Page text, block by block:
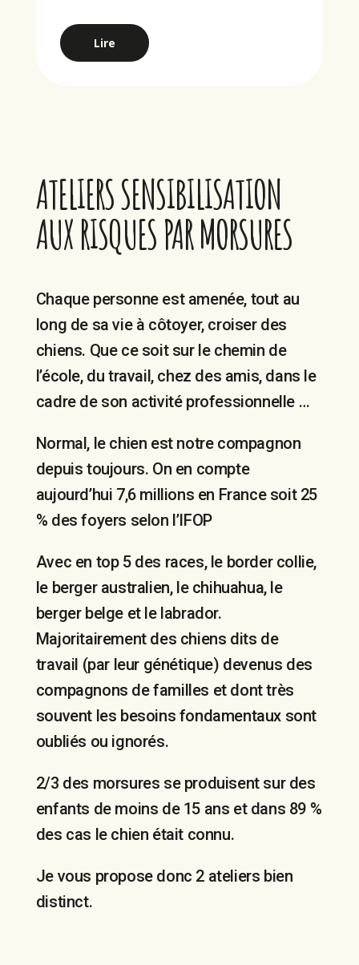
Lire
ATELIERS SENSIBILISATION
AUX RISQUES PAR MORSURES
Chaque personne est amenée, tout au
long de sa vie à côtoyer, croiser des
chiens. Que ce soit sur le chemin de
l’école, du travail, chez des amis, dans le
cadre de son activité professionnelle …
Normal, le chien est notre compagnon
depuis toujours. On en compte
aujourd’hui 7,6 millions en France soit 25
% des foyers selon l’IFOP
Avec en top 5 des races, le border collie,
le berger australien, le chihuahua, le
berger belge et le labrador.
Majoritairement des chiens dits de
travail (par leur génétique) devenus des
compagnons de familles et dont très
souvent les besoins fondamentaux sont
oubliés ou ignorés.
2/3 des morsures se produisent sur des
enfants de moins de 15 ans et dans 89 %
des cas le chien était connu.
Je vous propose donc 2 ateliers bien
distinct.